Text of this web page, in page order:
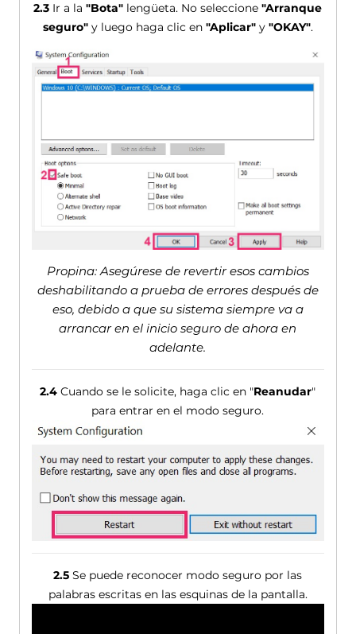
2.3 Ir a la"Bota" lengüeta. No seleccione"Arranque
seguro"y luego haga clic en "Aplicar"y "OKAY".
Propina: Asegúrese de revertir esos cambios
deshabilitando a prueba de errores después de
eso, debido a que su sistema siempre va a
arrancar en el inicio seguro de ahora en
adelante.
2.4 Cuando se le solicite, haga clic en "Reanudar"
para entrar en el modo seguro.
2.5 Se puede reconocer modo seguro por las
palabras escritas en las esquinas de la pantalla.